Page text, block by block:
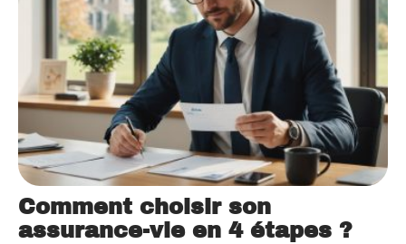
Comment choisir son
assurance-vie en 4 étapes ?